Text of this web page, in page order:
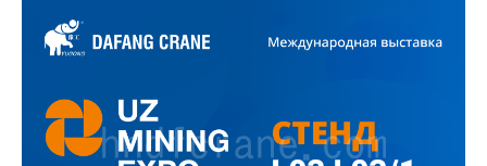
Dansk
O‘zbekcha